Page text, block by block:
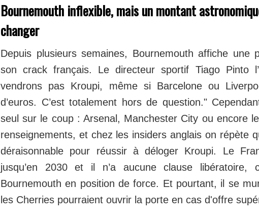
Bournemouth inflexible, mais un montant
changer
Depuis plusieurs semaines, Bournemouth affiche une
son crack français. Le directeur sportif Tiago Pinto
vendrons pas Kroupi, même si Barcelone ou
d’euros. C’est totalement hors de question."
seul sur le coup : Arsenal, Manchester City ou encore
renseignements, et chez les insiders anglais on répète
déraisonnable pour réussir à déloger Kroupi. Le
jusqu’en 2030 et il n’a aucune clause libératoire,
Bournemouth en position de force. Et pourtant, il se
les Cherries pourraient ouvrir la porte en cas d'offre